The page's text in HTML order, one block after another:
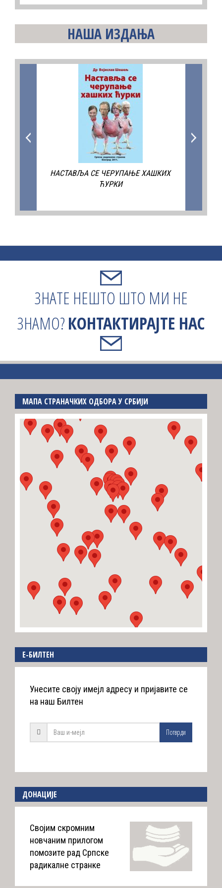
НАША ИЗДАЊА
НАСТАВЉА СЕ ЧЕРУПАЊЕ ХАШКИХ
ЋУРКИ
ЗНАТЕ НЕШТО ШТО МИ НЕ
ЗНАМО?КОНТАКТИРАЈТЕ НАС
МАПА СТРАНАЧКИХ ОДБОРА У СРБИЈИ
E-БИЛТЕН
Унесите своју имејл адресу и пријавите се
на наш Билтен
Потврди
ДОНАЦИЈЕ
Својим скромним
новчаним прилогом
помозите рад Српске
радикалне странке